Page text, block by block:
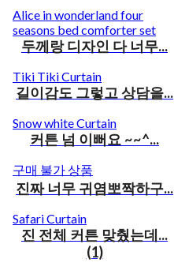
Alice in wonderland four
seasons bed comforter set
두께랑 디자인 다 너무...
Tiki Tiki Curtain
길이감도 그렇고 상담을...
Snow white Curtain
커튼 넘 이뻐요 ~~^...
구매 불가 상품
진짜 너무 귀염뽀짝하구...
Safari Curtain
진 전체 커튼 맞췄는데...
(1)